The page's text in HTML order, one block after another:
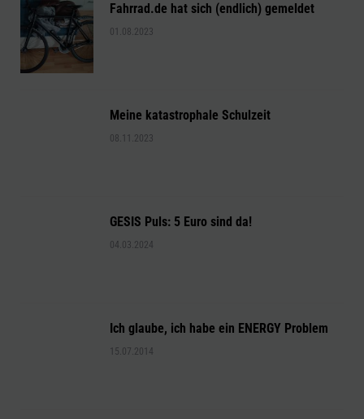
Fahrrad.de hat sich (endlich) gemeldet
01.08.2023
Meine katastrophale Schulzeit
08.11.2023
GESIS Puls: 5 Euro sind da!
04.03.2024
Ich glaube, ich habe ein ENERGY Problem
15.07.2014